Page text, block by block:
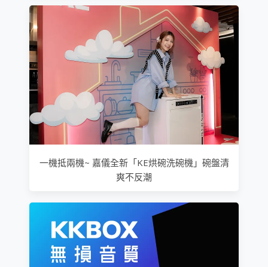
一機抵兩機~ 嘉儀全新「KE烘碗洗碗機」碗盤清
爽不反潮